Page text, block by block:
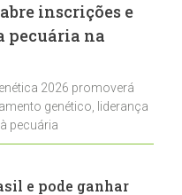
inscrições e
pecuária na
2026 promoverá
genético, liderança
pecuária
e pode ganhar